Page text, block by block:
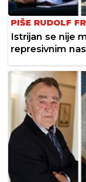
PIŠE RUDOLF
Istrijan se nije
represivnim